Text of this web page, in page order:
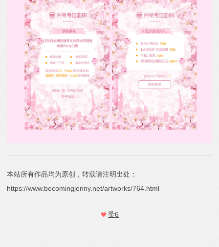
本站所有作品均为原创，转载请注明出处：
https://www.becomingjenny.net/artworks/764.html
赞6